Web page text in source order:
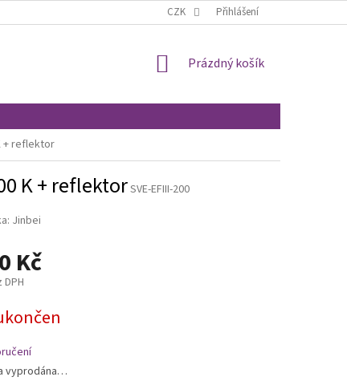
A REKLAMACE OBCHODNÍ PODMÍNKY MOJE OBJEDNÁVKA
CZK Přihlášení
NÁKUPNÍ
Prázdný košík
+ reflektor
K + reflektorSVE-EFIII-200
Jinbei
Kč
vyprodána…